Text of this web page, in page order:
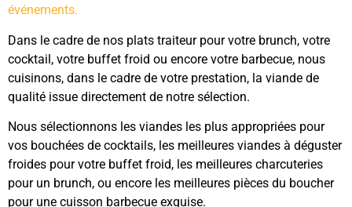
événements.
Dans le cadre de nos plats traiteur pour votre brunch, votre
cocktail, votre buffet froid ou encore votre barbecue, nous
cuisinons, dans le cadre de votre prestation, la viande de
qualité issue directement de notre sélection.
Nous sélectionnons les viandes les plus appropriées pour
vos bouchées de cocktails, les meilleures viandes à déguster
froides pour votre buffet froid, les meilleures charcuteries
pour un brunch, ou encore les meilleures pièces du boucher
pour une cuisson barbecue exquise.